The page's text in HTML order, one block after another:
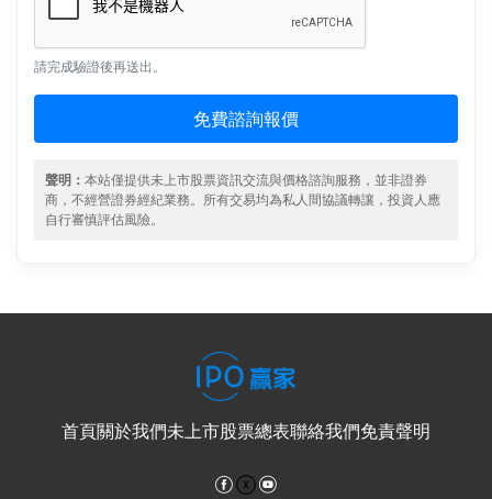
請完成驗證後再送出。
免費諮詢報價
聲明： 本站僅提供未上市股票資訊交流與價格諮詢服務，並非證券
商，不經營證券經紀業務。所有交易均為私人間協議轉讓，投資人應
自行審慎評估風險。
首頁關於我們未上市股票總表聯絡我們免責聲明
Facebook